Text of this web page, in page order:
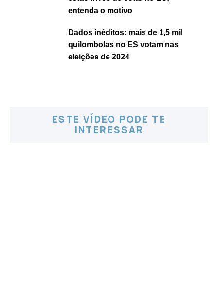
entenda o motivo
Dados inéditos: mais de 1,5 mil
quilombolas no ES votam nas
eleições de 2024
ESTE VÍDEO PODE TE
INTERESSAR